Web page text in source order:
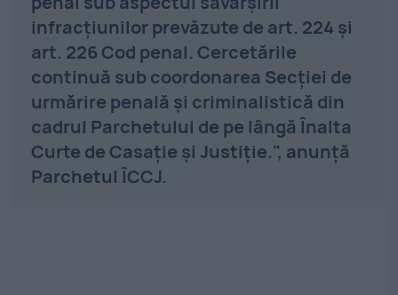
infracțiunilor prevăzute de art. 224 și
art. 226 Cod penal. Cercetările
continuă sub coordonarea Secției de
urmărire penală și criminalistică din
cadrul Parchetului de pe lângă Înalta
Curte de Casație și Justiție.", anunţă
Parchetul ÎCCJ.